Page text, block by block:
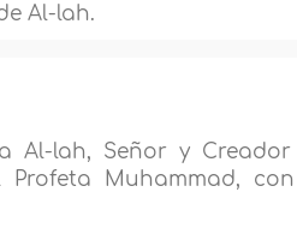
Al-lah.
Al-lah, Señor y
Profeta Muhammad,